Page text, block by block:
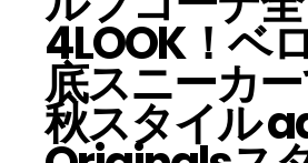
4LOOK！ベ
底スニーカ
秋スタイル